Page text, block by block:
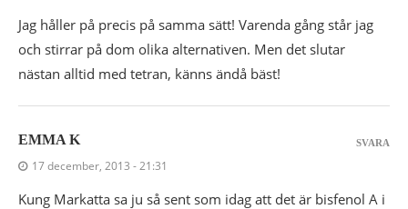
Jag håller på precis på samma sätt! Varenda gång står jag
och stirrar på dom olika alternativen. Men det slutar
nästan alltid med tetran, känns ändå bäst!
EMMA K
17 december, 2013 - 21:31
Kung Markatta sa ju så sent som idag att det är bisfenol A i
SVARA